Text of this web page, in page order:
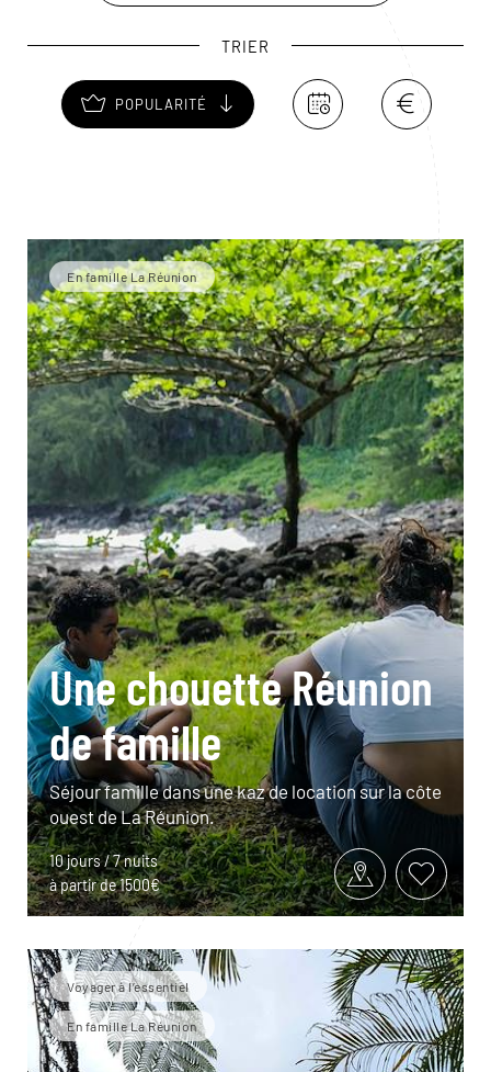
TRIER
POPULARITÉ
En famille La Réunion
Une chouette Réunion
de famille
Séjour famille dans une kaz de location sur la côte
ouest de La Réunion.
10 jours / 7 nuits
à partir de 1500€
Voyager à l’essentiel
En famille La Réunion